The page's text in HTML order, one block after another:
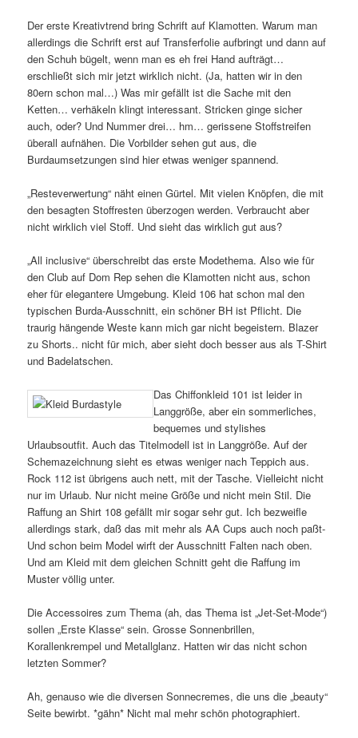
Der erste Kreativtrend bring Schrift auf Klamotten. Warum man
allerdings die Schrift erst auf Transferfolie aufbringt und dann auf
den Schuh bügelt, wenn man es eh frei Hand aufträgt…
erschließt sich mir jetzt wirklich nicht. (Ja, hatten wir in den
80ern schon mal…) Was mir gefällt ist die Sache mit den
Ketten… verhäkeln klingt interessant. Stricken ginge sicher
auch, oder? Und Nummer drei… hm… gerissene Stoffstreifen
überall aufnähen. Die Vorbilder sehen gut aus, die
Burdaumsetzungen sind hier etwas weniger spannend.
„Resteverwertung“ näht einen Gürtel. Mit vielen Knöpfen, die mit
den besagten Stoffresten überzogen werden. Verbraucht aber
nicht wirklich viel Stoff. Und sieht das wirklich gut aus?
„All inclusive“ überschreibt das erste Modethema. Also wie für
den Club auf Dom Rep sehen die Klamotten nicht aus, schon
eher für elegantere Umgebung. Kleid 106 hat schon mal den
typischen Burda-Ausschnitt, ein schöner BH ist Pflicht. Die
traurig hängende Weste kann mich gar nicht begeistern. Blazer
zu Shorts.. nicht für mich, aber sieht doch besser aus als T-Shirt
und Badelatschen.
Das Chiffonkleid 101 ist leider in
Langgröße, aber ein sommerliches,
bequemes und stylishes
Urlaubsoutfit. Auch das Titelmodell ist in Langgröße. Auf der
Schemazeichnung sieht es etwas weniger nach Teppich aus.
Rock 112 ist übrigens auch nett, mit der Tasche. Vielleicht nicht
nur im Urlaub. Nur nicht meine Größe und nicht mein Stil. Die
Raffung an Shirt 108 gefällt mir sogar sehr gut. Ich bezweifle
allerdings stark, daß das mit mehr als AA Cups auch noch paßt-
Und schon beim Model wirft der Ausschnitt Falten nach oben.
Und am Kleid mit dem gleichen Schnitt geht die Raffung im
Muster völlig unter.
Die Accessoires zum Thema (ah, das Thema ist „Jet-Set-Mode“)
sollen „Erste Klasse“ sein. Grosse Sonnenbrillen,
Korallenkrempel und Metallglanz. Hatten wir das nicht schon
letzten Sommer?
Ah, genauso wie die diversen Sonnecremes, die uns die „beauty“
Seite bewirbt. *gähn* Nicht mal mehr schön photographiert.